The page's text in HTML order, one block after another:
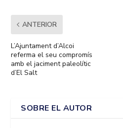
ANTERIOR
L’Ajuntament d’Alcoi
referma el seu compromís
amb el jaciment paleolític
d’El Salt
SOBRE EL AUTOR